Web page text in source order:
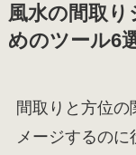
風水の間取
めのツール6
間取りと方位の
メージするの